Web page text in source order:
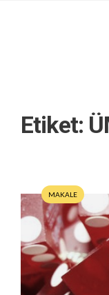
Etiket:
MAKALE